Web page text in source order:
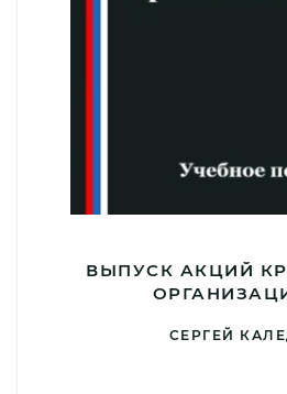
ВЫПУСК АКЦИЙ
СЕРГЕЙ